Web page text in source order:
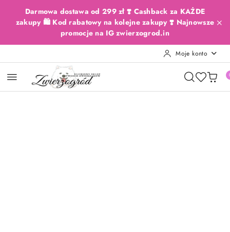
Przejdź do treści głównej
Przejdź do wyszukiwarki
Przejdź do moje konto
Przejdź do menu głównego
Przejdź do opisu produktu
Przejdź do stopki
Darmowa dostawa od 299 zł ❣️ Cashback za KAŻDE
zakupy 🛍️ Kod rabatowy na kolejne zakupy ❣️ Najnowsze
promocje na IG zwierzogrod.in
Moje konto